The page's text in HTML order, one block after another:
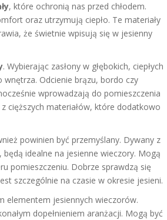
, które ochronią nas przed chłodem.
oraz utrzymują ciepło. Te materiały
że świetnie wpisują się w jesienny
. Wybierając zasłony w głębokich, ciepłych
wnętrza. Odcienie brązu, bordo czy
wprowadzają do pomieszczenia
cięższych materiałów, które dodatkowo
powinien być przemyślany. Dywany z
idealne na jesienne wieczory. Mogą
pomieszczeniu. Dobrze sprawdzą się
szczególnie na czasie w okresie jesieni.
elementem jesiennych wieczorów.
dopełnieniem aranżacji. Mogą być